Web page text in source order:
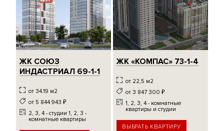
ЖК СОЮЗ
ИНДАСТРИАЛ 69-1-1
от 34.19 м2
от 5 844 943 ₽
2, 3, 4 - студии 1, 2, 3 -
комнатные квартиры
ЖК «КОМПАС» 73-1-4
от 22,5 м2
от 3 847 300 ₽
1, 2, 3, 4 - комнатные
квартиры и студии
ВЫБРАТЬ КВАРТИРУ